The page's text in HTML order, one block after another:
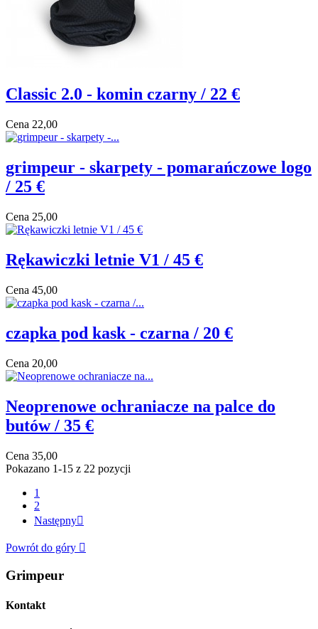
Classic 2.0 - komin czarny / 22 €
Cena 22,00
grimpeur - skarpety - pomarańczowe logo
/ 25 €
Cena 25,00
Rękawiczki letnie V1 / 45 €
Cena 45,00
czapka pod kask - czarna / 20 €
Cena 20,00
Neoprenowe ochraniacze na palce do
butów / 35 €
Cena 35,00
Pokazano 1-15 z 22 pozycji
1
2
Następny
Powrót do góry 
Grimpeur
Kontakt